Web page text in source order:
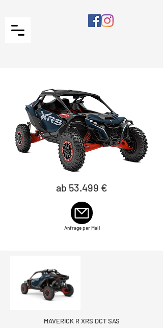
ab 53.499 €
Anfrage per Mail
MAVERICK R XRS DCT SAS